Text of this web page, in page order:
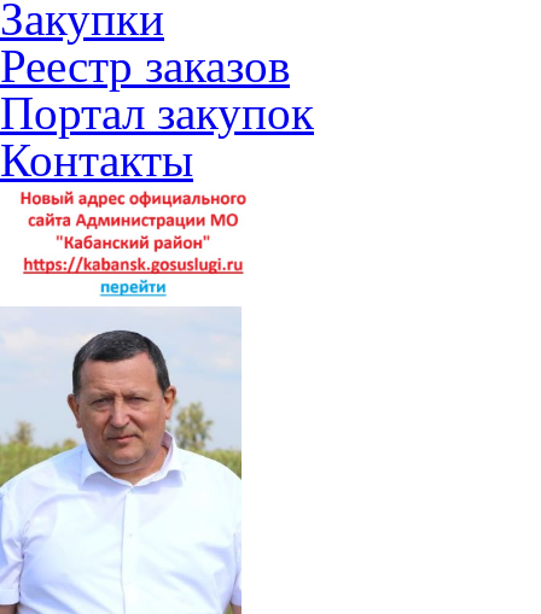
Закупки
Реестр заказов
Портал закупок
Контакты